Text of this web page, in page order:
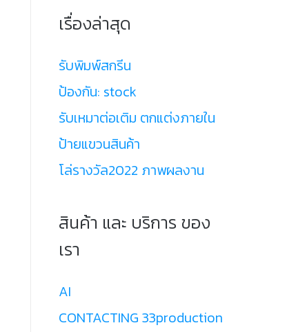
เรื่องล่าสุด
รับพิมพ์สกรีน
ป้องกัน: stock
รับเหมาต่อเติม ตกแต่งภายใน
ป้ายแขวนสินค้า
โล่รางวัล2022 ภาพผลงาน
สินค้า และ บริการ ของ
เรา
AI
CONTACTING 33production